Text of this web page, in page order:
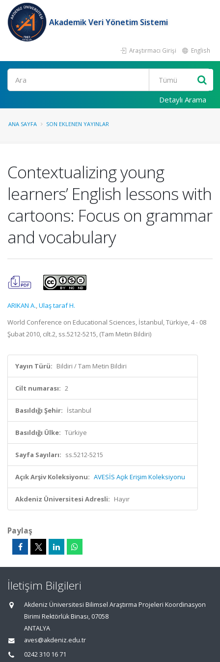
Akademik Veri Yönetim Sistemi
Araştırmacı Girişi English
Ara
Detaylı Arama
ANA SAYFA SON EKLENEN YAYINLAR
Contextualizing young
learners’ English lessons with
cartoons: Focus on grammar
and vocabulary
ARIKAN A.,Ulaş taraf H.
World Conference on Educational Sciences, İstanbul, Türkiye, 4 - 08
Şubat 2010, cilt.2, ss.5212-5215, (Tam Metin Bildiri)
Yayın Türü: Bildiri / Tam Metin Bildiri
Cilt numarası: 2
Basıldığı Şehir: İstanbul
Basıldığı Ülke: Türkiye
Sayfa Sayıları: ss.5212-5215
Açık Arşiv Koleksiyonu: AVESİS Açık Erişim Koleksiyonu
Akdeniz Üniversitesi Adresli: Hayır
Paylaş
İletişim Bilgileri
Akdeniz Üniversitesi Bilimsel Araştırma Projeleri Koordinasyon
Birimi Rektörlük Binası, 07058
ANTALYA
aves@akdeniz.edu.tr
0242 310 16 71